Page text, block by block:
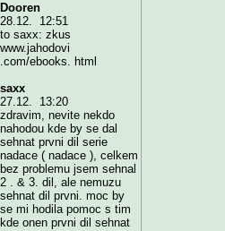
Dooren
28.12. 12:51
to saxx: zkus
www.jahodovi
.com/ebooks. html
saxx
27.12. 13:20
zdravim, nevite nekdo
nahodou kde by se dal
sehnat prvni dil serie
nadace ( nadace ), celkem
bez problemu jsem sehnal
2 . & 3. dil, ale nemuzu
sehnat dil prvni. moc by
se mi hodila pomoc s tim
kde onen prvni dil sehnat